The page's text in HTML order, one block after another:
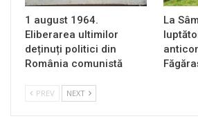
1 august 1964.
Eliberarea ultimilor
deținuți politici din
România comunistă
La
PREV NEXT